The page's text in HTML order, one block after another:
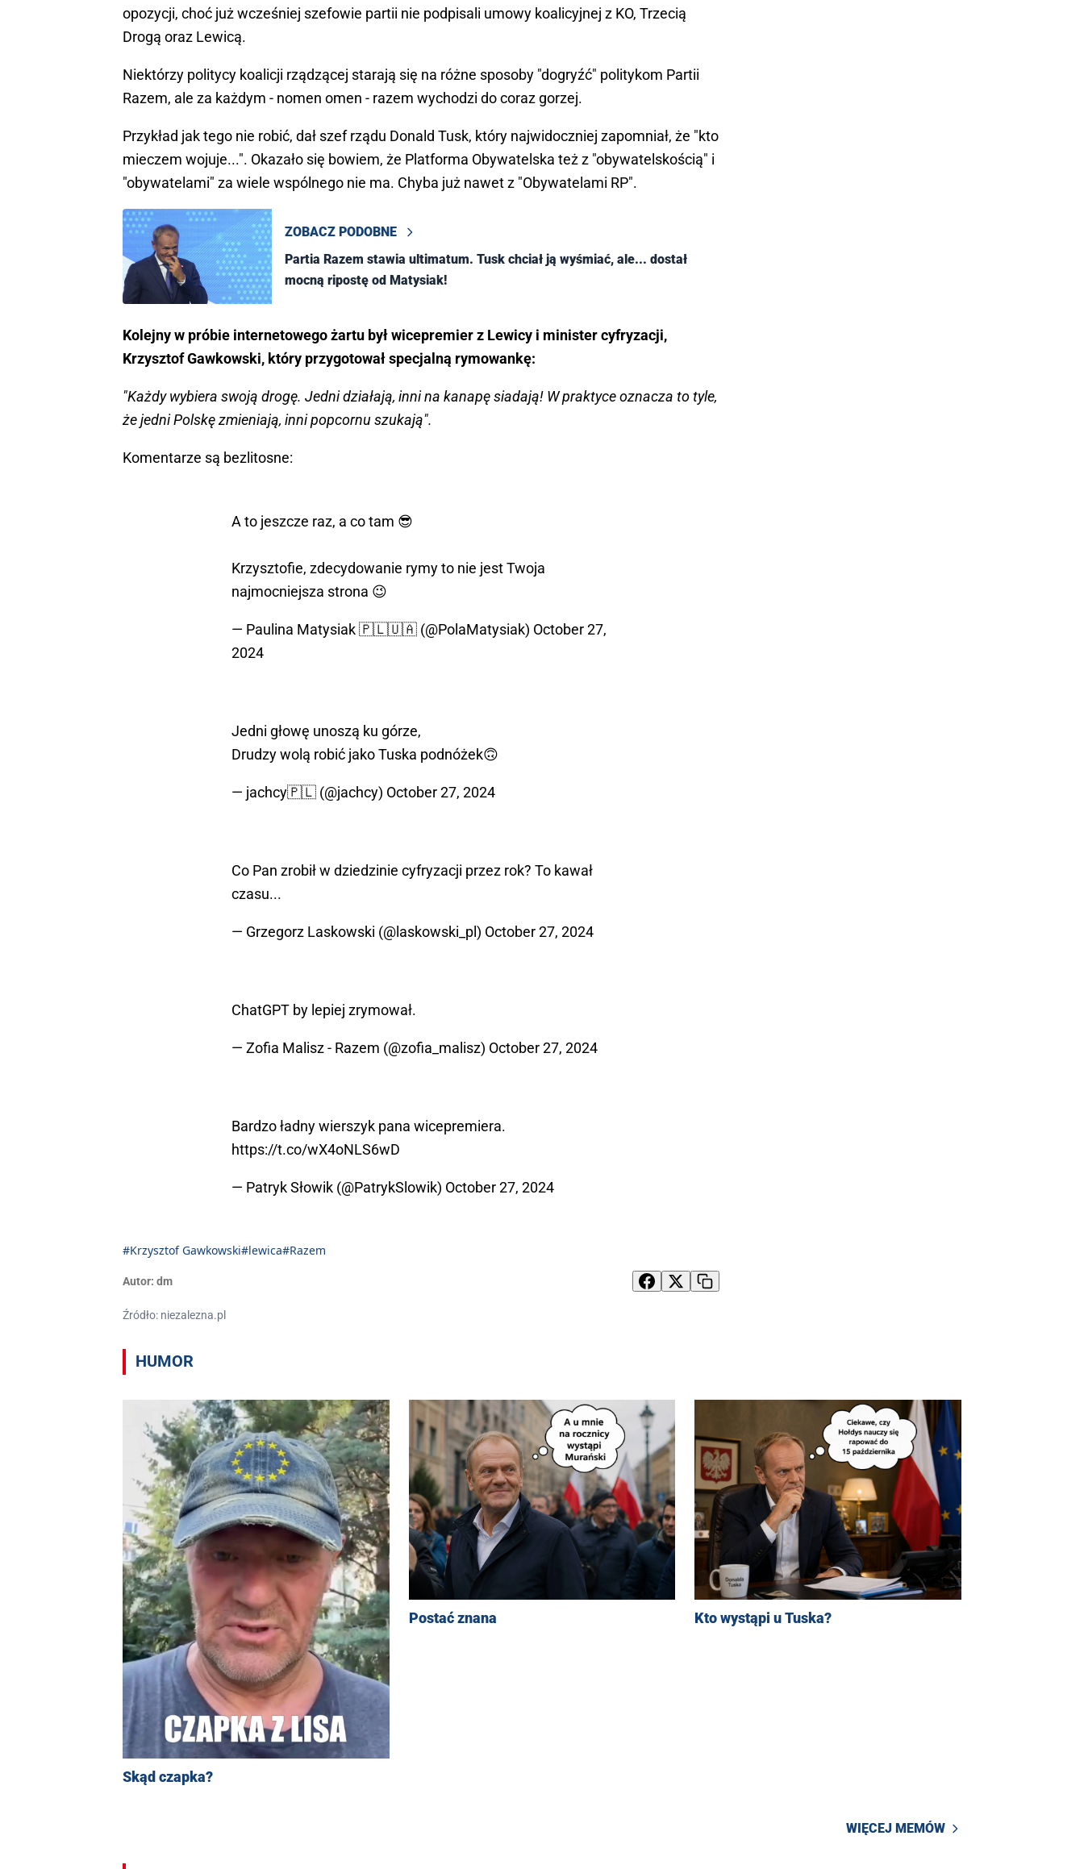
opozycji, choć już wcześniej szefowie partii nie podpisali umowy koalicyjnej z KO, Trzecią
Drogą oraz Lewicą.
Niektórzy politycy koalicji rządzącej starają się na różne sposoby "dogryźć" politykom Partii
Razem, ale za każdym - nomen omen - razem wychodzi do coraz gorzej.
Przykład jak tego nie robić, dał szef rządu Donald Tusk, który najwidoczniej zapomniał, że "kto
mieczem wojuje...". Okazało się bowiem, że Platforma Obywatelska też z "obywatelskością" i
"obywatelami" za wiele wspólnego nie ma. Chyba już nawet z "Obywatelami RP".
ZOBACZ PODOBNE
Partia Razem stawia ultimatum. Tusk chciał ją wyśmiać, ale... dostał
mocną ripostę od Matysiak!
Kolejny w próbie internetowego żartu był wicepremier z Lewicy i minister cyfryzacji,
Krzysztof Gawkowski, który przygotował specjalną rymowankę:
"Każdy wybiera swoją drogę. Jedni działają, inni na kanapę siadają! W praktyce oznacza to tyle,
że jedni Polskę zmieniają, inni popcornu szukają".
Komentarze są bezlitosne:
A to jeszcze raz, a co tam 😎
Krzysztofie, zdecydowanie rymy to nie jest Twoja
najmocniejsza strona 😉
— Paulina Matysiak 🇵🇱🇺🇦 (@PolaMatysiak) October 27,
2024
Jedni głowę unoszą ku górze,
Drudzy wolą robić jako Tuska podnóżek🙃
— jachcy🇵🇱 (@jachcy) October 27, 2024
Co Pan zrobił w dziedzinie cyfryzacji przez rok? To kawał
czasu...
— Grzegorz Laskowski (@laskowski_pl) October 27, 2024
ChatGPT by lepiej zrymował.
— Zofia Malisz - Razem (@zofia_malisz) October 27, 2024
Bardzo ładny wierszyk pana wicepremiera.
https://t.co/wX4oNLS6wD
— Patryk Słowik (@PatrykSlowik) October 27, 2024
#Krzysztof Gawkowski#lewica#Razem
Autor: dm
Źródło: niezalezna.pl
HUMOR
Skąd czapka?
Postać znana Kto wystąpi u Tuska?
WIĘCEJ MEMÓW